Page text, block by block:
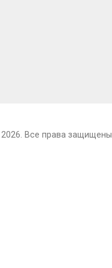
Все права защищены.